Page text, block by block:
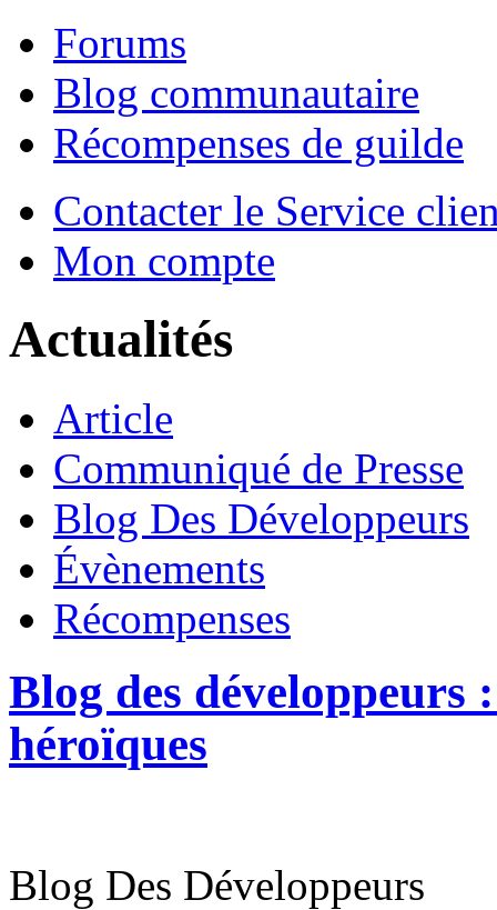
Forums
Blog communautaire
Récompenses de guilde
Contacter le Service
Mon compte
Actualités
Article
Communiqué de Presse
Blog Des Développeurs
Évènements
Récompenses
Blog des développeurs
héroïques
Blog Des Développeurs